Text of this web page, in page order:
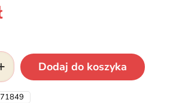
Dodaj do koszyka